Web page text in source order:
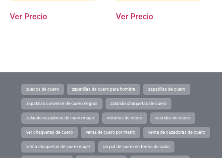
Ver Precio Ver Precio
zuecos de cuero zapatillas de cuero para hombre zapatillas de cuero
zapatillas converse de cuero negras zalando chaquetas de cuero
zalando cazadoras de cuero mujer volantes de cuero vestidos de cuero
ver chaquetas de cuero venta de cuero por metro venta de cazadoras de cuero
venta chaquetas de cuero mujer un puf de cuero en forma de cubo